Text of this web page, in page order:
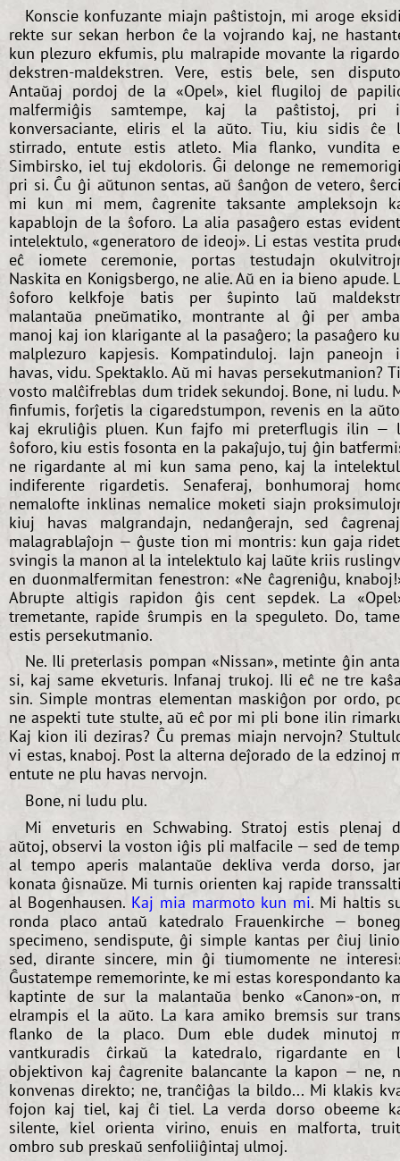
Konscie konfuzante miajn paŝtistojn, mi aroge
rekte sur sekan herbon ĉe la vojrando kaj, ne
kun plezuro ekfumis, plu malrapide movante la
dekstren-maldekstren. Vere, estis bele, sen
Antaŭaj pordoj de la «Opel», kiel flugiloj de
malfermiĝis samtempe, kaj la paŝtistoj, pri
konversaciante, eliris el la aŭto. Tiu, kiu sidis ĉe
stirrado, entute estis atleto. Mia flanko, vundita
Simbirsko, iel tuj ekdoloris. Ĝi delonge ne
pri si. Ĉu ĝi aŭtunon sentas, aŭ ŝanĝon de vetero,
mi kun mi mem, ĉagrenite taksante ampleksojn
kapablojn de la ŝoforo. La alia pasaĝero estas
intelektulo, «generatoro de ideoj». Li estas vestita
eĉ iomete ceremonie, portas testudajn
Naskita en Konigsbergo, ne alie. Aŭ en ia bieno apude.
ŝoforo kelkfoje batis per ŝupinto laŭ
malantaŭa pneŭmatiko, montrante al ĝi per
manoj kaj ion klarigante al la pasaĝero; la pasaĝero
malplezuro kapjesis. Kompatinduloj. Iajn paneojn
havas, vidu. Spektaklo. Aŭ mi havas persekutmanion?
vosto malĉifreblas dum tridek sekundoj. Bone, ni ludu.
finfumis, forĵetis la cigaredstumpon, revenis en la
kaj ekruliĝis pluen. Kun fajfo mi preterflugis ilin —
ŝoforo, kiu estis fosonta en la pakaĵujo, tuj ĝin
ne rigardante al mi kun sama peno, kaj la
indiferente rigardetis. Senaferaj, bonhumoraj
nemalofte inklinas nemalice moketi siajn
kiuj havas malgrandajn, nedanĝerajn, sed
malagrablaĵojn — ĝuste tion mi montris: kun gaja
svingis la manon al la intelektulo kaj laŭte kriis
en duonmalfermitan fenestron: «Ne ĉagreniĝu,
Abrupte altigis rapidon ĝis cent sepdek. La
tremetante, rapide ŝrumpis en la speguleto. Do,
estis persekutmanio.
Ne. Ili preterlasis pompan «Nissan», metinte ĝin
si, kaj same ekveturis. Infanaj trukoj. Ili eĉ ne tre
sin. Simple montras elementan maskiĝon por ordo,
ne aspekti tute stulte, aŭ eĉ por mi pli bone ilin
Kaj kion ili deziras? Ĉu premas miajn nervojn?
vi estas, knaboj. Post la alterna deĵorado de la edzinoj
entute ne plu havas nervojn.
Bone, ni ludu plu.
Mi enveturis en Schwabing. Stratoj estis plenaj
aŭtoj, observi la voston iĝis pli malfacile — sed de
al tempo aperis malantaŭe dekliva verda dorso,
konata ĝisnaŭze. Mi turnis orienten kaj rapide
al Bogenhausen. Kaj mia marmoto kun mi. Mi haltis
ronda placo antaŭ katedralo Frauenkirche —
specimeno, sendispute, ĝi simple kantas per ĉiuj
sed, dirante sincere, min ĝi tiumomente ne
Ĝustatempe rememorinte, ke mi estas korespondanto
kaptinte de sur la malantaŭa benko «Canon»-on,
elrampis el la aŭto. La kara amiko bremsis sur
flanko de la placo. Dum eble dudek minutoj
vantkuradis ĉirkaŭ la katedralo, rigardante en
objektivon kaj ĉagrenite balancante la kapon — ne,
konvenas direkto; ne, tranĉiĝas la bildo... Mi klakis
fojon kaj tiel, kaj ĉi tiel. La verda dorso obeeme
silente, kiel orienta virino, enuis en malforta,
ombro sub preskaŭ senfoliiĝintaj ulmoj.